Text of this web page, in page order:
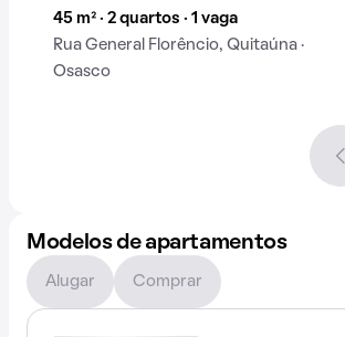
45 m² · 2 quartos · 1 vaga
Rua General Florêncio, Quitaúna ·
Osasco
Modelos de apartamentos
Alugar Comprar